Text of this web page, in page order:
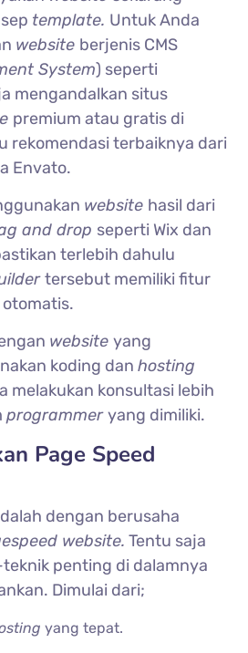
template. Untuk Anda
website berjenis CMS
System) seperti
mengandalkan situs
premium atau gratis di
rekomendasi terbaiknya dari
Envato.
website hasil dari
and drop seperti Wix dan
terlebih dahulu
tersebut memiliki fitur
otomatis.
websiteyang
koding danhosting
melakukan konsultasi lebih
programmeryang dimiliki.
Page Speed
dengan berusaha
website. Tentu saja
penting di dalamnya
Dimulai dari;
yang tepat.